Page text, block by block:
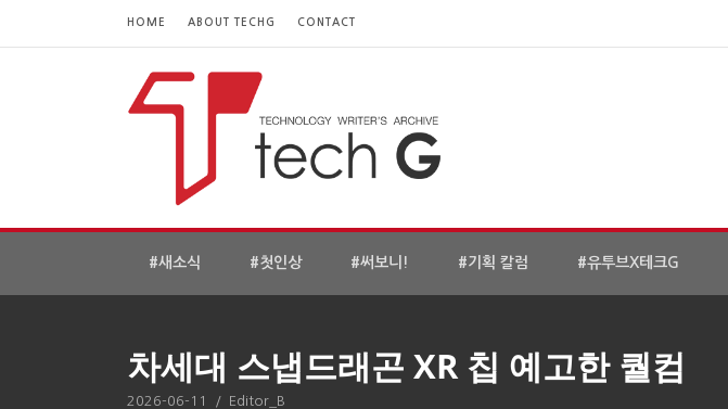
HOME ABOUT TECHG CONTACT
#새소식 #첫인상 #써보니! #기획 칼럼 #유투브X테크G
차세대 스냅드래곤 XR 칩 예고한 퀄컴
2026-06-11 / Editor_B